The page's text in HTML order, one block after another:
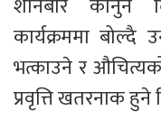
कार्यक्रममा बोल्दै
भत्काउने र
प्रवृत्ति खतरनाक हुने